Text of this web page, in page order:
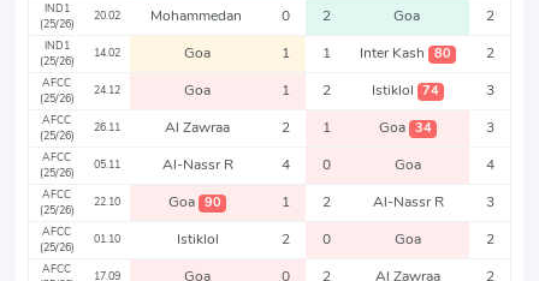
IND1
(25/26)
20.02 Mohammedan 0 2 Goa 2
IND1
(25/26)
14.02 Goa 1 1 Inter Kash 80 2
AFCC
(25/26)
24.12 Goa 1 2 Istiklol 74 3
AFCC
(25/26)
26.11 Al Zawraa 2 1 Goa 34 3
AFCC
(25/26)
05.11 Al-Nassr R 4 0 Goa 4
AFCC
(25/26)
22.10 Goa 90 1 2 Al-Nassr R 3
AFCC
(25/26)
01.10 Istiklol 2 0 Goa 2
AFCC
17.09 Goa 0 2 Al Zawraa 2